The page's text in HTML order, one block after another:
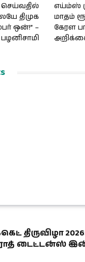
திமுக
ஒன்!” –
பழனிசாமி
எய்ம்ஸ்
மாதம்
கேரள
திருவிழா
டைட்டன்ஸ்